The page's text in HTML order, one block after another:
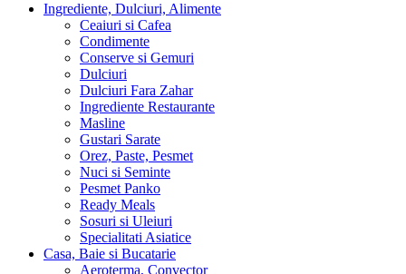
Ingrediente, Dulciuri, Alimente
Ceaiuri si Cafea
Condimente
Conserve si Gemuri
Dulciuri
Dulciuri Fara Zahar
Ingrediente Restaurante
Masline
Gustari Sarate
Orez, Paste, Pesmet
Nuci si Seminte
Pesmet Panko
Ready Meals
Sosuri si Uleiuri
Specialitati Asiatice
Casa, Baie si Bucatarie
Aeroterma, Convector